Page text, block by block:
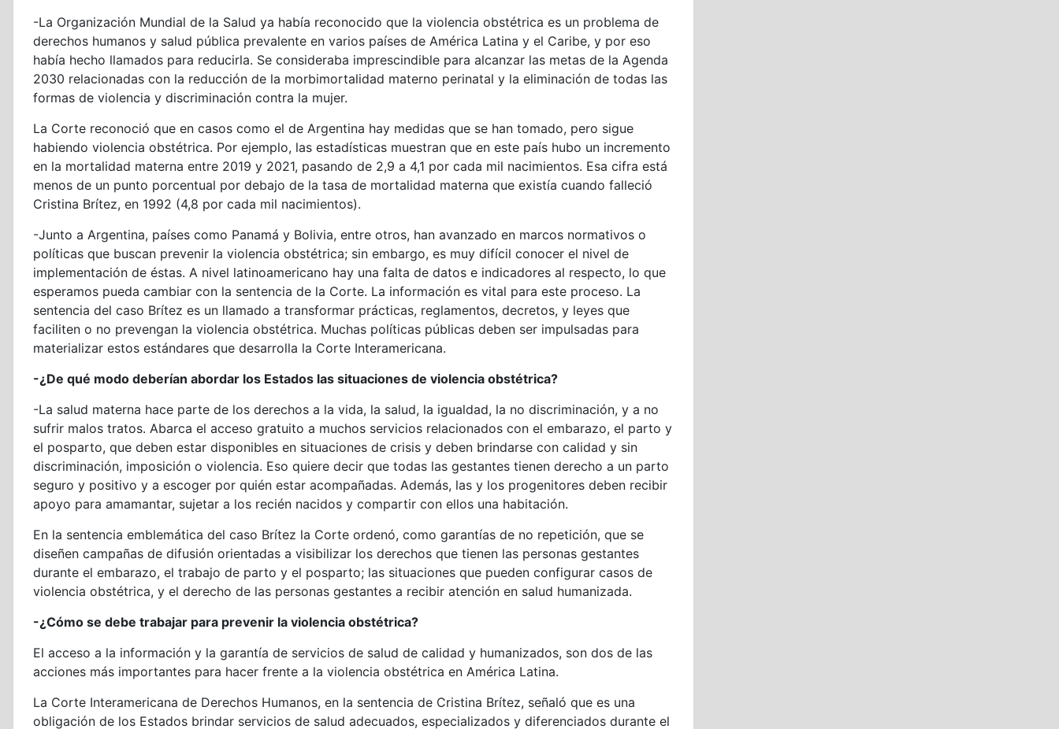
-La Organización Mundial de la Salud ya había reconocido que la violencia obstétrica es un problema de
derechos humanos y salud pública prevalente en varios países de América Latina y el Caribe, y por eso
había hecho llamados para reducirla. Se consideraba imprescindible para alcanzar las metas de la Agenda
2030 relacionadas con la reducción de la morbimortalidad materno perinatal y la eliminación de todas las
formas de violencia y discriminación contra la mujer.
La Corte reconoció que en casos como el de Argentina hay medidas que se han tomado, pero sigue
habiendo violencia obstétrica. Por ejemplo, las estadísticas muestran que en este país hubo un incremento
en la mortalidad materna entre 2019 y 2021, pasando de 2,9 a 4,1 por cada mil nacimientos. Esa cifra está
menos de un punto porcentual por debajo de la tasa de mortalidad materna que existía cuando falleció
Cristina Brítez, en 1992 (4,8 por cada mil nacimientos).
-Junto a Argentina, países como Panamá y Bolivia, entre otros, han avanzado en marcos normativos o
políticas que buscan prevenir la violencia obstétrica; sin embargo, es muy difícil conocer el nivel de
implementación de éstas. A nivel latinoamericano hay una falta de datos e indicadores al respecto, lo que
esperamos pueda cambiar con la sentencia de la Corte. La información es vital para este proceso. La
sentencia del caso Brítez es un llamado a transformar prácticas, reglamentos, decretos, y leyes que
faciliten o no prevengan la violencia obstétrica. Muchas políticas públicas deben ser impulsadas para
materializar estos estándares que desarrolla la Corte Interamericana.
-¿De qué modo deberían abordar los Estados las situaciones de violencia obstétrica?
-La salud materna hace parte de los derechos a la vida, la salud, la igualdad, la no discriminación, y a no
sufrir malos tratos. Abarca el acceso gratuito a muchos servicios relacionados con el embarazo, el parto y
el posparto, que deben estar disponibles en situaciones de crisis y deben brindarse con calidad y sin
discriminación, imposición o violencia. Eso quiere decir que todas las gestantes tienen derecho a un parto
seguro y positivo y a escoger por quién estar acompañadas. Además, las y los progenitores deben recibir
apoyo para amamantar, sujetar a los recién nacidos y compartir con ellos una habitación.
En la sentencia emblemática del caso Brítez la Corte ordenó, como garantías de no repetición, que se
diseñen campañas de difusión orientadas a visibilizar los derechos que tienen las personas gestantes
durante el embarazo, el trabajo de parto y el posparto; las situaciones que pueden configurar casos de
violencia obstétrica, y el derecho de las personas gestantes a recibir atención en salud humanizada.
-¿Cómo se debe trabajar para prevenir la violencia obstétrica?
El acceso a la información y la garantía de servicios de salud de calidad y humanizados, son dos de las
acciones más importantes para hacer frente a la violencia obstétrica en América Latina.
La Corte Interamericana de Derechos Humanos, en la sentencia de Cristina Brítez, señaló que es una
obligación de los Estados brindar servicios de salud adecuados, especializados y diferenciados durante el